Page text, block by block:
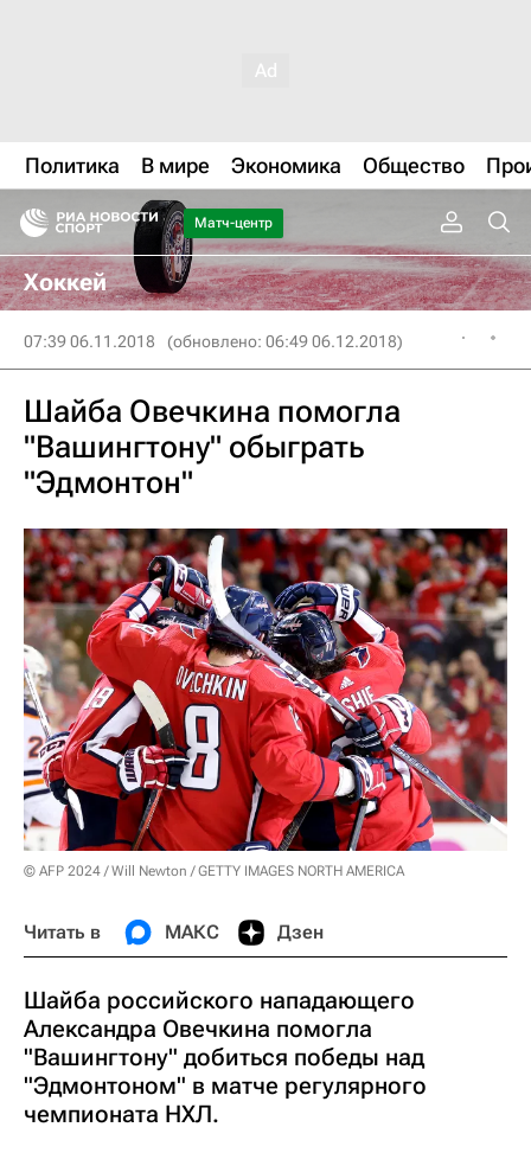
Политика В мире Экономика Общество
Матч-центр
Хоккей
07:39 06.11.2018 (обновлено: 06:49 06.12.2018)
Шайба Овечкина помогла
"Вашингтону" обыграть
"Эдмонтон"
© AFP 2024 / Will Newton / GETTY IMAGES NORTH AMERICA
Читать в МАКС Дзен
Шайба российского нападающего
Александра Овечкина помогла
"Вашингтону" добиться победы над
"Эдмонтоном" в матче регулярного
чемпионата НХЛ.